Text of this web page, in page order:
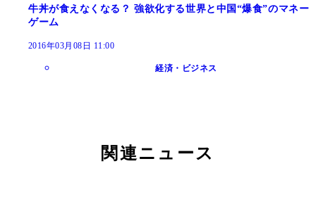
牛丼が食えなくなる？ 強欲化する世界と中国“爆食”のマネー
ゲーム
2016年03月08日 11:00
経済・ビジネス
関連ニュース